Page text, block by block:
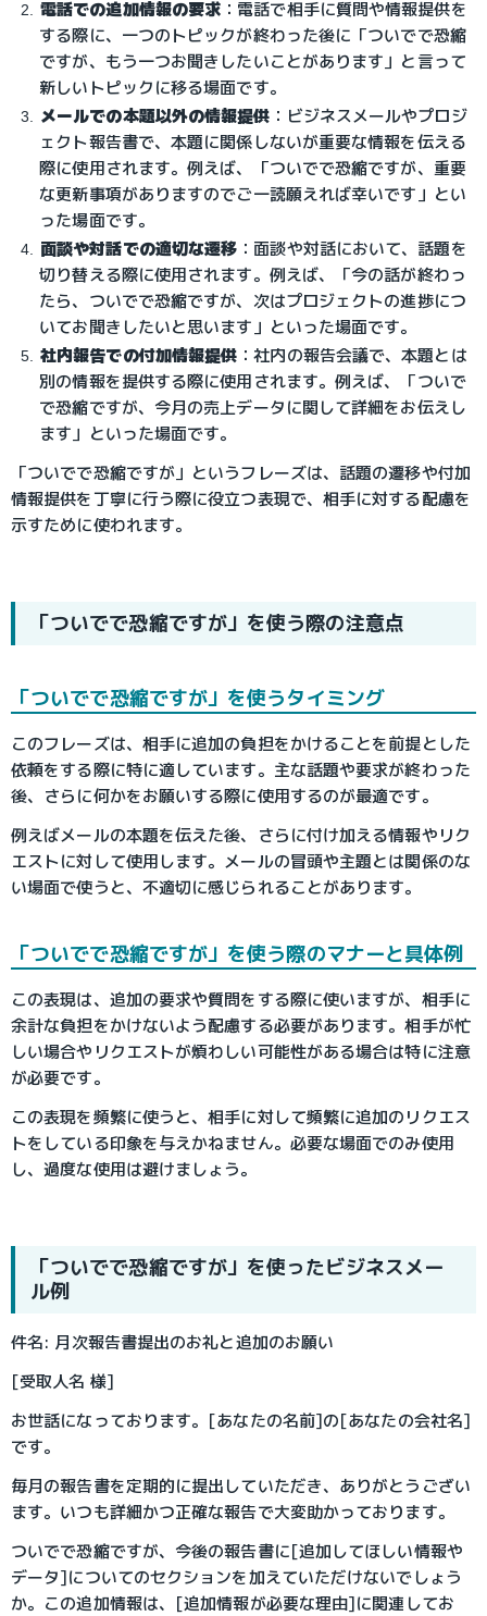
電話での追加情報の要求 ： 電話で相手に質問や情報提供を
する際に、一つのトピックが終わった後に「ついでで恐縮
ですが、もう一つお聞きしたいことがあります」と言って
新しいトピックに移る場面です。
メールでの本題以外の情報提供 ： ビジネスメールやプロジ
ェクト報告書で、本題に関係しないが重要な情報を伝える
際に使用されます。例えば、「ついでで恐縮ですが、重要
な更新事項がありますのでご一読願えれば幸いです」とい
った場面です。
面談や対話での適切な遷移 ： 面談や対話において、話題を
切り替える際に使用されます。例えば、「今の話が終わっ
たら、ついでで恐縮ですが、次はプロジェクトの進捗につ
いてお聞きしたいと思います」といった場面です。
社内報告での付加情報提供 ：社内の報告会議で、本題とは
別の情報を提供する際に使用されます。例えば、「ついで
で恐縮ですが、今月の売上データに関して詳細をお伝えし
ます」といった場面です。
「ついでで恐縮ですが」というフレーズは、話題の遷移や付加
情報提供を丁寧に行う際に役立つ表現で、相手に対する配慮を
示すために使われます。
「ついでで恐縮ですが」を使う際の注意点
「ついでで恐縮ですが」を使うタイミング
このフレーズは、相手に追加の負担をかけることを前提とした
依頼をする際に特に適しています。主な話題や要求が終わった
後、さらに何かをお願いする際に使用するのが最適です。
例えばメールの本題を伝えた後、さらに付け加える情報やリク
エストに対して使用します。メールの冒頭や主題とは関係のな
い場面で使うと、不適切に感じられることがあります。
「ついでで恐縮ですが」を使う際のマナーと具体例
この表現は、追加の要求や質問をする際に使いますが、相手に
余計な負担をかけないよう配慮する必要があります。相手が忙
しい場合やリクエストが煩わしい可能性がある場合は特に注意
が必要です。
この表現を頻繁に使うと、相手に対して頻繁に追加のリクエス
トをしている印象を与えかねません。必要な場面でのみ使用
し、過度な使用は避けましょう。
「ついでで恐縮ですが」を使ったビジネスメー
ル例
件名: 月次報告書提出のお礼と追加のお願い
[受取人名 様]
お世話になっております。[あなたの名前]の[あなたの会社名]
です。
毎月の報告書を定期的に提出していただき、ありがとうござい
ます。いつも詳細かつ正確な報告で大変助かっております。
ついでで恐縮ですが、今後の報告書に[追加してほしい情報や
データ]についてのセクションを加えていただけないでしょう
か。この追加情報は、[追加情報が必要な理由]に関連してお